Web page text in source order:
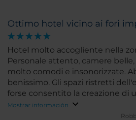
Ottimo hotel vicino ai fori
Hotel molto accogliente nella
Personale attento, camere
molto comodi e insonorizzate.
benissimo. Gli spazi ristretti
forse consentito la creazione di
adeguata e spaziosa e di una
con buffet che invece è servita
Mostrar información